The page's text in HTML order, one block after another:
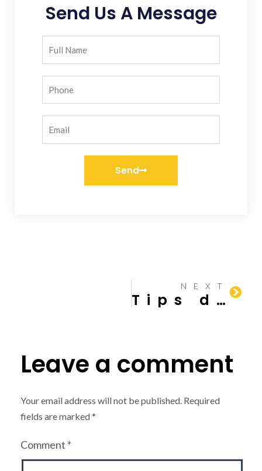
Send Us A Message
Send
NEXT
Tips dan Jenis Besi yang Sering Digunakan pada Konstruksi Bangunan
Leave a comment
Your email address will not be published. Required
fields are marked*
Comment *